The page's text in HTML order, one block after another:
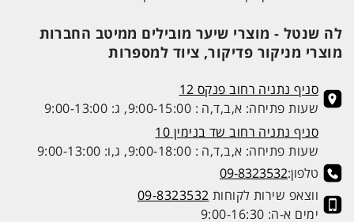
לה שנטל - מוצרי שיער מובילים ממיטב החברות
מוצרי מניקור פדיקור, ציוד למספרות
סניף נתניה רחוב פנקס 12
שעות פתיחה: א,ב,ד,ה : 9:00-15:00, ג: 9:00-13:00
סניף נתניה רחוב שד בנימין 10
שעות פתיחה: א,ב,ד,ה : 9:00-18:00, ג,ו: 9:00-13:00
טלפון:09-8323532
ווצאפ שירות לקוחות 09-8323532
ימים א-ה: 9:00-16:30